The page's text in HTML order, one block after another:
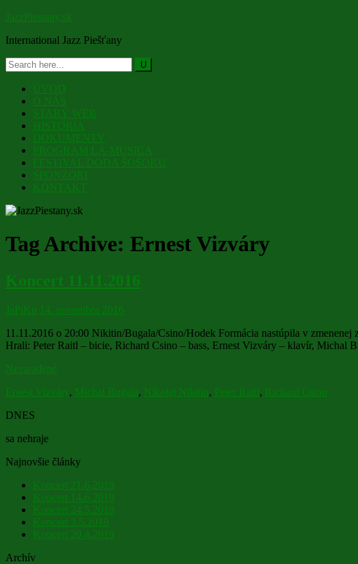
JazzPiestany.sk
International Jazz Piešťany
ÚVOD
O NÁS
STARÝ WEB
HISTÓRIA
DOKUMENTY
PROGRAM LA-MUSICA
FESTIVAL DODA ŠOŠOKU
SPONZORI
KONTAKT
Tag Archive: Ernest Vizváry
Koncert 11.11.2016
JaPiKu 14. novembra 2016
11.11.2016 o 20:00 Nikitin/Bugala/Csino/Hodek Formácia nastúpila v
Hrali: Peter Raitl – bicie, Richard Csino – bass, Ernest Vizváry – klavír, Michal
Nezaradené
Ernest Vizváry, Michal Bugala, Nikolaj Nikitin, Peter Raitl, Richard Csino
DNES
sa nehraje
Najnovšie články
Koncert 21.6.2019
Koncert 14.6.2019
Koncert 24.5.2019
Koncert 3.5.2019
Koncert 20.4.2019
Archív